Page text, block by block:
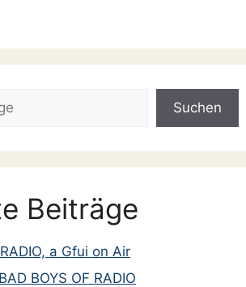
Suchen
Beiträge
a Gfui on Air
BOYS OF RADIO